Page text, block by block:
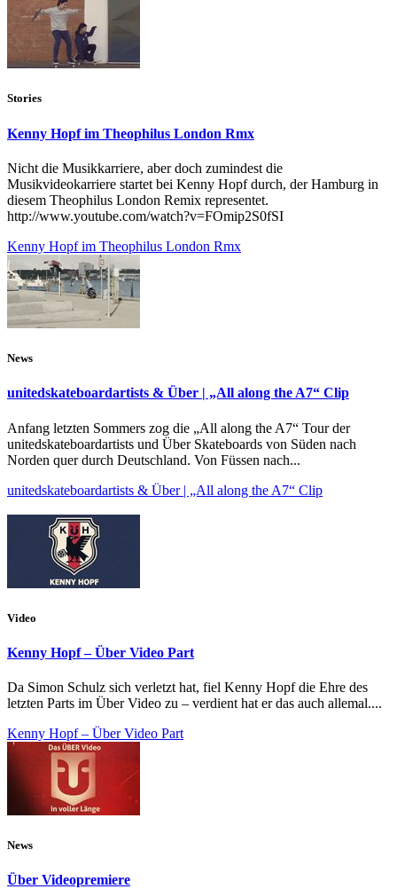
Stories
Kenny Hopf im Theophilus London Rmx
Nicht die Musikkarriere, aber doch zumindest die
Musikvideokarriere startet bei Kenny Hopf durch, der Hamburg in
diesem Theophilus London Remix representet.
http://www.youtube.com/watch?v=FOmip2S0fSI
Kenny Hopf im Theophilus London Rmx
News
unitedskateboardartists & Über | „All along the A7“ Clip
Anfang letzten Sommers zog die „All along the A7“ Tour der
unitedskateboardartists und Über Skateboards von Süden nach
Norden quer durch Deutschland. Von Füssen nach...
unitedskateboardartists & Über | „All along the A7“ Clip
Video
Kenny Hopf – Über Video Part
Da Simon Schulz sich verletzt hat, fiel Kenny Hopf die Ehre des
letzten Parts im Über Video zu – verdient hat er das auch allemal....
Kenny Hopf – Über Video Part
News
Über Videopremiere